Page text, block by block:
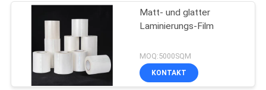
SITEMAP
PRIVACY
POLICY
Klebender Barcode-
Aufkleber
Matt- und glatter
Laminierungs-Film
MOQ:5000SQM
KONTAKT